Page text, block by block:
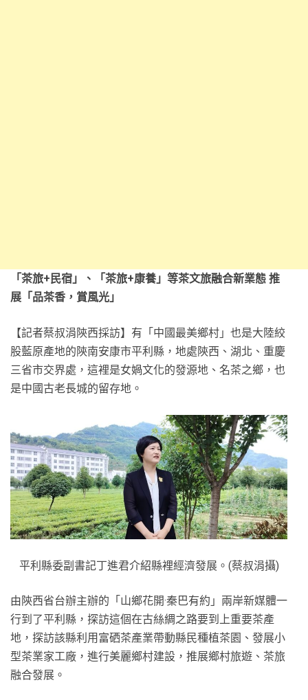
「茶旅+民宿」、「茶旅+康養」等茶文旅融合新業態 推
展「品茶香，賞風光」
【記者蔡叔涓陝西採訪】有「中國最美鄉村」也是大陸絞
股藍原產地的陝南安康市平利縣，地處陝西、湖北、重慶
三省市交界處，這裡是女媧文化的發源地、名茶之鄉，也
是中國古老長城的留存地。
平利縣委副書記丁進君介紹縣裡經濟發展。(蔡叔涓攝)
由陝西省台辦主辦的「山鄉花開·秦巴有約」兩岸新媒體一
行到了平利縣，探訪這個在古絲綢之路要到上重要茶產
地，探訪該縣利用富硒茶產業帶動縣民種植茶園、發展小
型茶業家工廠，進行美麗鄉村建設，推展鄉村旅遊、茶旅
融合發展。